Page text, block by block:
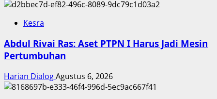
Kesra
Abdul Rivai Ras: Aset PTPN I Harus Jadi Mesin
Pertumbuhan
Harian DialogAgustus 6, 2026